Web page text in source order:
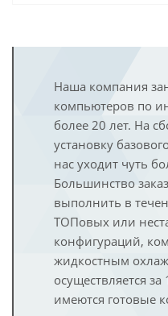
Наша компания
компьютеров по
более 20 лет. На
установку
нас уходит чуть
Большинство
выполнить в
ТОПовых или
конфигураций,
жидкостным
осуществляется
имеются готовые